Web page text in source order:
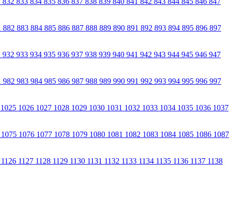
882 883 884 885 886 887 888 889 890 891 892 893 894 895 896 897
932 933 934 935 936 937 938 939 940 941 942 943 944 945 946 947
982 983 984 985 986 987 988 989 990 991 992 993 994 995 996 997
1025 1026 1027 1028 1029 1030 1031 1032 1033 1034 1035 1036 1037
1075 1076 1077 1078 1079 1080 1081 1082 1083 1084 1085 1086 1087
1126 1127 1128 1129 1130 1131 1132 1133 1134 1135 1136 1137 1138